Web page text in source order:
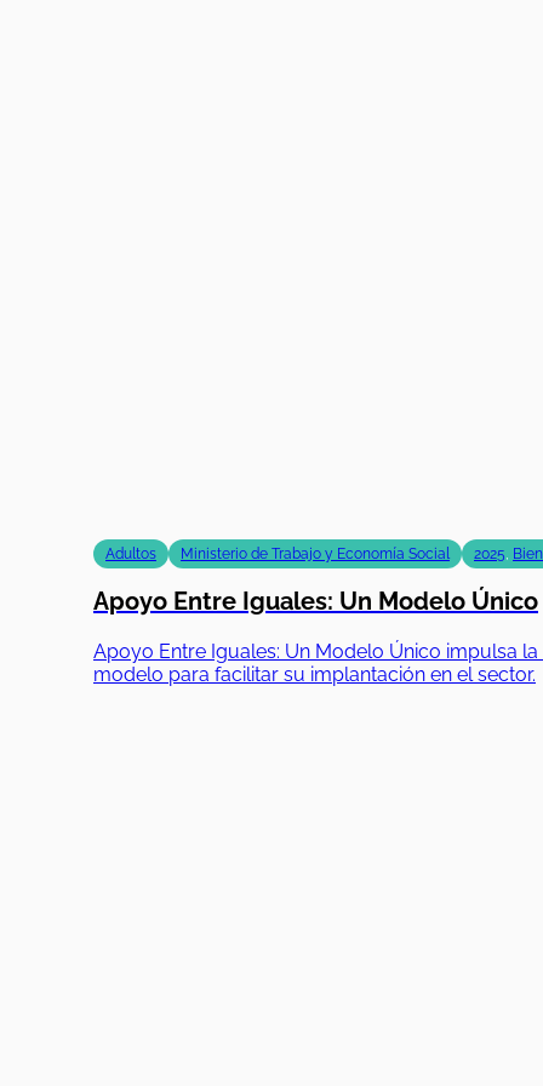
Adultos Ministerio de Trabajo y Economía Social 2025,
Apoyo Entre Iguales: Un Modelo Único
Apoyo Entre Iguales: Un Modelo Único impulsa
modelo para facilitar su implantación en el sector.